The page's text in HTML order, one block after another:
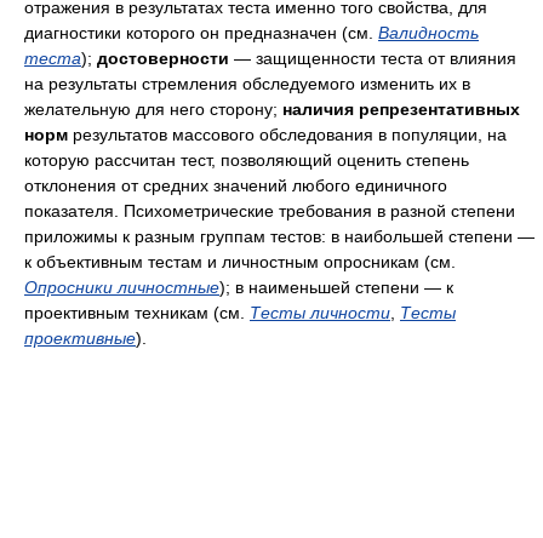
отражения в результатах теста именно того свойства, для
диагностики которого он предназначен (см. Валидность
теста); достоверности — защищенности теста от влияния
на результаты стремления обследуемого изменить их в
желательную для него сторону; наличия репрезентативных
норм результатов массового обследования в популяции, на
которую рассчитан тест, позволяющий оценить степень
отклонения от средних значений любого единичного
показателя. Психометрические требования в разной степени
приложимы к разным группам тестов: в наибольшей степени —
к объективным тестам и личностным опросникам (см.
Опросники личностные); в наименьшей степени — к
проективным техникам (см. Тесты личности Тесты
проективные).